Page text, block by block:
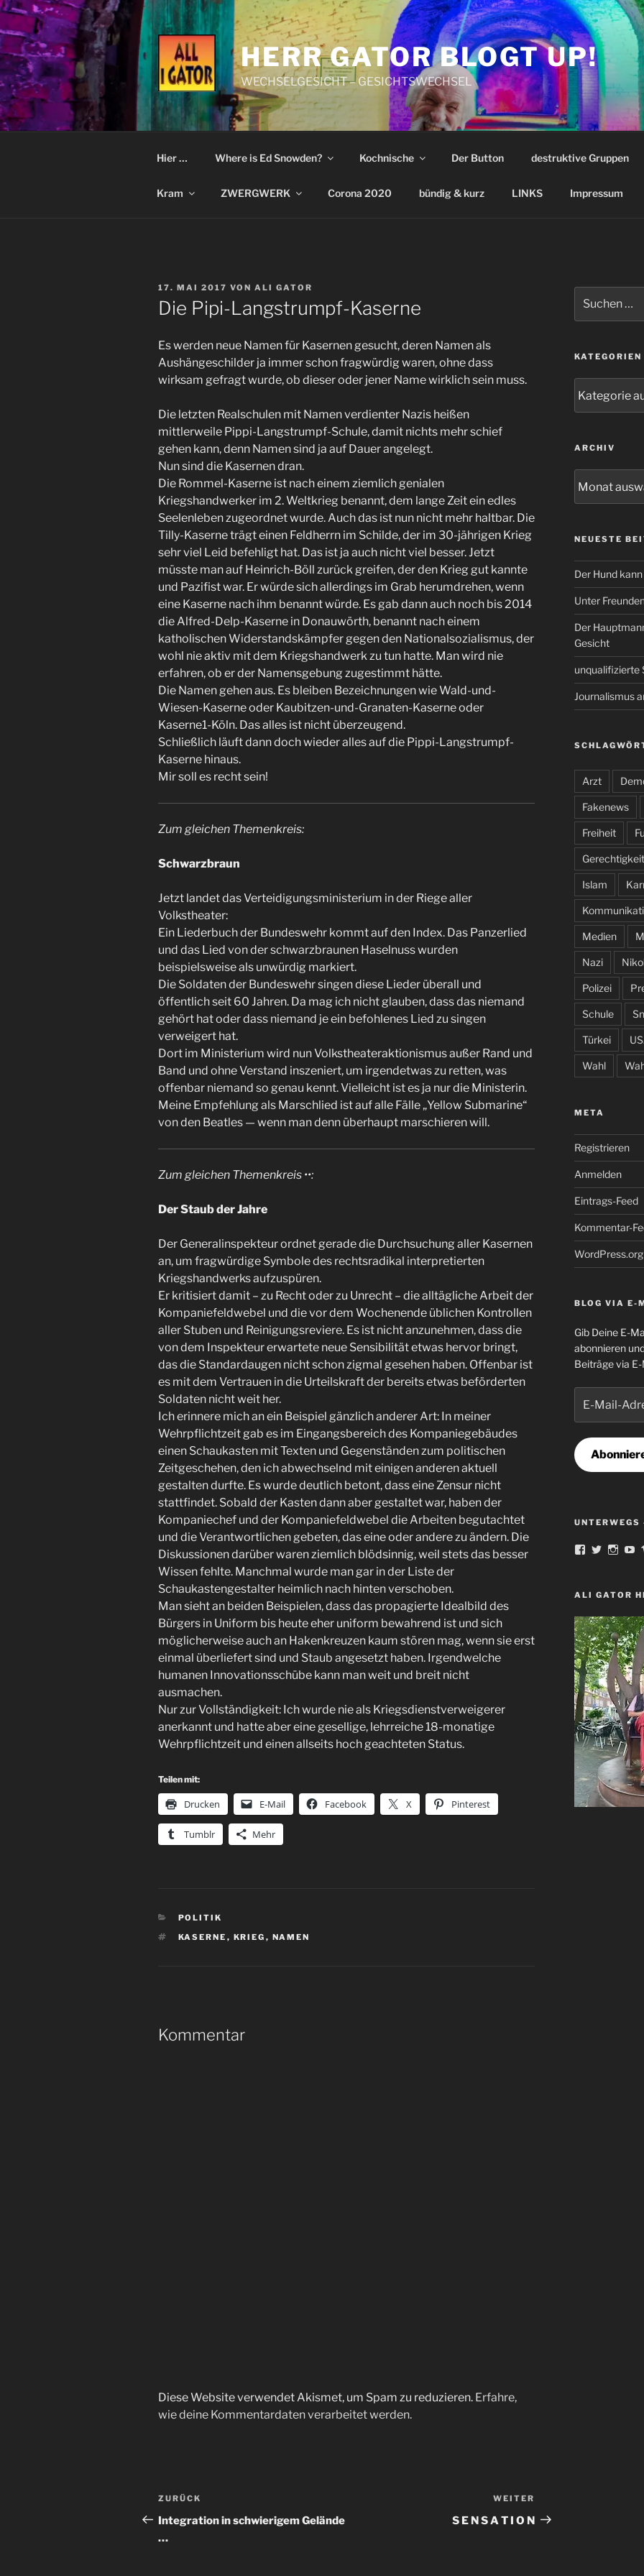
Zum
Inhalt
springen
HERR GATOR BLOGT UP!
WECHSELGESICHT – GESICHTSWECHSEL
Hier … Where is Ed Snowden? Kochnische Der Button destruktive Gruppen
Kram ZWERGWERK Corona 2020 bündig & kurz LINKS Impressum
VERÖFFENTLICHT
AM
17. MAI 2017 VON ALI GATOR
Die Pipi-Langstrumpf-Kaserne
Es werden neue Namen für Kasernen gesucht, deren Namen als
Aushängeschilder ja immer schon fragwürdig waren, ohne dass
wirksam gefragt wurde, ob dieser oder jener Name wirklich sein muss.
Die letzten Realschulen mit Namen verdienter Nazis heißen
mittlerweile Pippi-Langstrumpf-Schule, damit nichts mehr schief
gehen kann, denn Namen sind ja auf Dauer angelegt.
Nun sind die Kasernen dran.
Die Rommel-Kaserne ist nach einem ziemlich genialen
Kriegshandwerker im 2. Weltkrieg benannt, dem lange Zeit ein edles
Seelenleben zugeordnet wurde. Auch das ist nun nicht mehr haltbar. Die
Tilly-Kaserne trägt einen Feldherrn im Schilde, der im 30-jährigen Krieg
sehr viel Leid befehligt hat. Das ist ja auch nicht viel besser. Jetzt
müsste man auf Heinrich-Böll zurück greifen, der den Krieg gut kannte
und Pazifist war. Er würde sich allerdings im Grab herumdrehen, wenn
eine Kaserne nach ihm benannt würde. Es gab dann auch noch bis 2014
die Alfred-Delp-Kaserne in Donauwörth, benannt nach einem
katholischen Widerstandskämpfer gegen den Nationalsozialismus, der
wohl nie aktiv mit dem Kriegshandwerk zu tun hatte. Man wird nie
erfahren, ob er der Namensgebung zugestimmt hätte.
Die Namen gehen aus. Es bleiben Bezeichnungen wie Wald-und-
Wiesen-Kaserne oder Kaubitzen-und-Granaten-Kaserne oder
Kaserne1-Köln. Das alles ist nicht überzeugend.
Schließlich läuft dann doch wieder alles auf die Pippi-Langstrumpf-
Kaserne hinaus.
Mir soll es recht sein!
Zum gleichen Themenkreis:
Schwarzbraun
Jetzt landet das Verteidigungsministerium in der Riege aller
Volkstheater:
Ein Liederbuch der Bundeswehr kommt auf den Index. Das Panzerlied
und das Lied von der schwarzbraunen Haselnuss wurden
beispielsweise als unwürdig markiert.
Die Soldaten der Bundeswehr singen diese Lieder überall und
öffentlich seit 60 Jahren. Da mag ich nicht glauben, dass das niemand
gehört hat oder dass niemand je ein befohlenes Lied zu singen
verweigert hat.
Dort im Ministerium wird nun Volkstheateraktionismus außer Rand und
Band und ohne Verstand inszeniert, um irgendetwas zu retten, was
offenbar niemand so genau kennt. Vielleicht ist es ja nur die Ministerin.
Meine Empfehlung als Marschlied ist auf alle Fälle „Yellow Submarine“
von den Beatles — wenn man denn überhaupt marschieren will.
Zum gleichen Themenkreis ••:
Der Staub der Jahre
Der Generalinspekteur ordnet gerade die Durchsuchung aller Kasernen
an, um fragwürdige Symbole des rechtsradikal interpretierten
Kriegshandwerks aufzuspüren.
Er kritisiert damit – zu Recht oder zu Unrecht – die alltägliche Arbeit der
Kompaniefeldwebel und die vor dem Wochenende üblichen Kontrollen
aller Stuben und Reinigungsreviere. Es ist nicht anzunehmen, dass die
von dem Inspekteur erwartete neue Sensibilität etwas hervor bringt,
das die Standardaugen nicht schon zigmal gesehen haben. Offenbar ist
es mit dem Vertrauen in die Urteilskraft der bereits etwas beförderten
Soldaten nicht weit her.
Ich erinnere mich an ein Beispiel gänzlich anderer Art: In meiner
Wehrpflichtzeit gab es im Eingangsbereich des Kompaniegebäudes
einen Schaukasten mit Texten und Gegenständen zum politischen
Zeitgeschehen, den ich abwechselnd mit einigen anderen aktuell
gestalten durfte. Es wurde deutlich betont, dass eine Zensur nicht
stattfindet. Sobald der Kasten dann aber gestaltet war, haben der
Kompaniechef und der Kompaniefeldwebel die Arbeiten begutachtet
und die Verantwortlichen gebeten, das eine oder andere zu ändern. Die
Diskussionen darüber waren ziemlich blödsinnig, weil stets das besser
Wissen fehlte. Manchmal wurde man gar in der Liste der
Schaukastengestalter heimlich nach hinten verschoben.
Man sieht an beiden Beispielen, dass das propagierte Idealbild des
Bürgers in Uniform bis heute eher uniform bewahrend ist und sich
möglicherweise auch an Hakenkreuzen kaum stören mag, wenn sie erst
einmal überliefert sind und Staub angesetzt haben. Irgendwelche
humanen Innovationsschübe kann man weit und breit nicht
ausmachen.
Nur zur Vollständigkeit: Ich wurde nie als Kriegsdienstverweigerer
anerkannt und hatte aber eine gesellige, lehrreiche 18-monatige
Wehrpflichtzeit und einen allseits hoch geachteten Status.
Teilen mit:
Drucken E-Mail Facebook X Pinterest
Tumblr Mehr
KATEGORIEN
POLITIK
SCHLAGWÖRTER
KASERNE , KRIEG , NAMEN
Kommentar
Diese Website verwendet Akismet, um Spam zu reduzieren. Erfahre,
wie deine Kommentardaten verarbeitet werden.
Beitragsnavigation
Vorheriger
Beitrag
ZURÜCK
Integration in schwierigem Gelände
…
Beitrag
WEITER
S E N S A T I O N
nach:
KATEGORIEN
ARCHIV
NEUESTE
Der Hund
Unter
Der
Gesicht
unqualifizierte
Journalismus
Arzt
Fakenews
Freiheit
Gerechtigkeit
Islam
Medien
Nazi
Polizei
Schule
Türkei
Wahl
META
Registrieren
Anmelden
Eintrags-Feed
Kommentar-
WordPress.org
BLOG VIA E-
Gib Deine E-
abonnieren
Beiträge via
Mail-
Adresse
Profil
Facebook
Profil
Twitter
Profil
ALI GATOR